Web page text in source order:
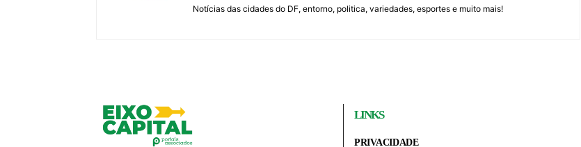
Notícias das cidades do DF, entorno, politica, variedades, esportes e muito mais!
LINKS
PRIVACIDADE